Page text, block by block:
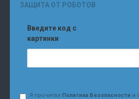
ЗАЩИТА ОТ РОБОТОВ
Введите код с
картинки
Я прочитал Политика Безопасности и